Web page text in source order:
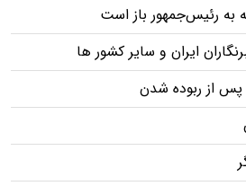
رئیس‌جمهور باز است
ایران و سایر کشور ها
از ربوده شدن